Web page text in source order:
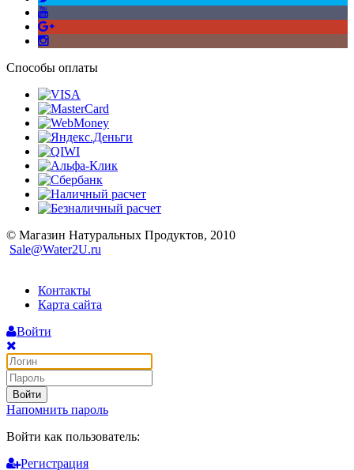
Способы оплаты
© Магазин Натуральных Продуктов, 2010
Sale@Water2U.ru
Контакты
Карта сайта
Войти
Войти
Напомнить пароль
Войти как пользователь:
Регистрация